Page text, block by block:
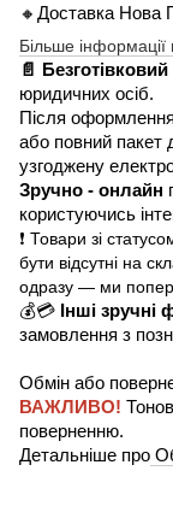
🔸Доставка Нова
Більше інформації
📄
юридичних осіб.
Після
або повний пакет
узгоджену
Зручно - онлайн
користуючись
❗ Товари зі
бути відсутні на
одразу — ми
💰💳 Інші зручні
замовлення з
Обмін або
ВАЖЛИВО!
поверненню.
Детальніше про